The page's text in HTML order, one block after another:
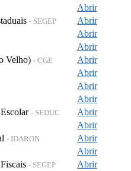
Abrir
- SEGEP
Abrir
Abrir
Abrir
Velho) - CGE
Abrir
Abrir
Abrir
Abrir
- SEDUC
Abrir
Abrir
- IDARON
Abrir
Abrir
- SEGEP
Abrir